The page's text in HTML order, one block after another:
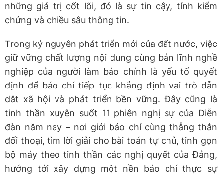
những giá trị cốt lõi, đó là sự tin cậy, tính kiểm
chứng và chiều sâu thông tin.
Trong kỷ nguyên phát triển mới của đất nước, việc
giữ vững chất lượng nội dung cùng bản lĩnh nghề
nghiệp của người làm báo chính là yếu tố quyết
định để báo chí tiếp tục khẳng định vai trò dẫn
dắt xã hội và phát triển bền vững. Đây cũng là
tinh thần xuyên suốt 11 phiên nghị sự của Diễn
đàn năm nay – nơi giới báo chí cùng thẳng thắn
đối thoại, tìm lời giải cho bài toán tự chủ, tinh gọn
bộ máy theo tinh thần các nghị quyết của Đảng,
hướng tới xây dựng một nền báo chí thực sự